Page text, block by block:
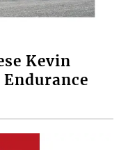
Kevin